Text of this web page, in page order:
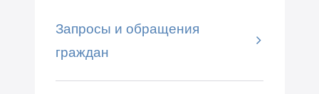
Запросы и обращения
граждан